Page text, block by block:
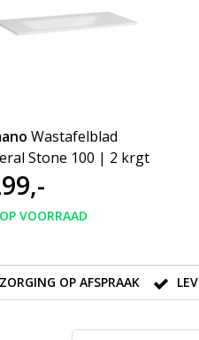
Wastafelblad
Stone 100 | 2 krgt
OP VOORRAAD
OP AFSPRAAK